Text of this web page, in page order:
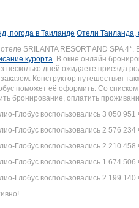
погода в Таиланде Отели Таиланда,
отеле SRILANTA RESORT AND
курорта. В окне онлайн
несколько дней ожидаете приезда
Конструктор путешествия
поможет её оформить. Со
бронирование, оплатить
Глобус воспользовались 3 050 951
Глобус воспользовались 2 576 234
Глобус воспользовались 2 210 458
Глобус воспользовались 1 674 506
Глобус воспользовались 2 199 140